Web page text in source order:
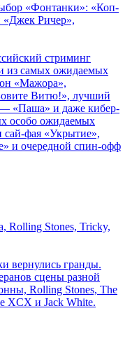
«Фонтанки»: «Коп-
«Джек Ричер»,
стриминг
из самых ожидаемых
«Мажора»,
Витю!», лучший
— «Паша» и даже кибер-
особо ожидаемых
сай-фая «Укрытие»,
и очередной спин-офф
Rolling Stones, Tricky,
вернулись гранды.
сцены разной
Rolling Stones, The
XCX и Jack White.